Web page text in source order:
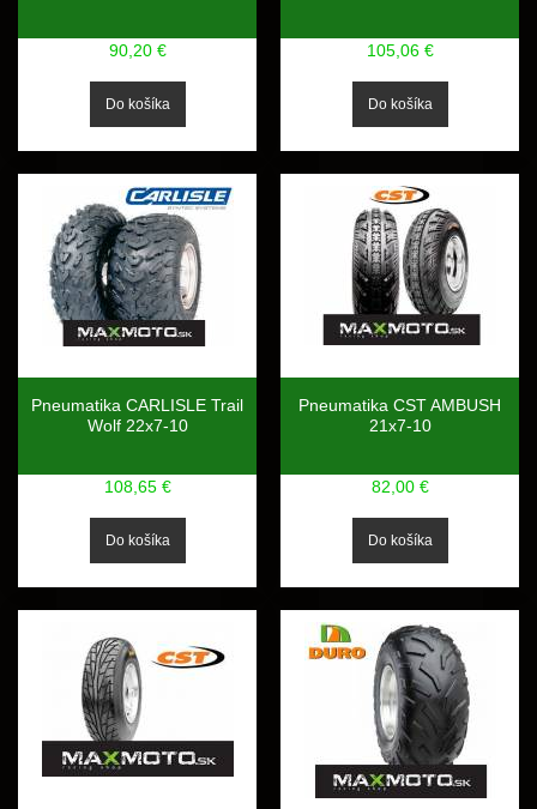
90,20 € 105,06 €
Pneumatika CARLISLE Trail
Wolf 22x7-10
108,65 €
Pneumatika CST AMBUSH
21x7-10
82,00 €